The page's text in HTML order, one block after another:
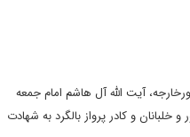
آیت الله آل هاشم امام جمعه
و کادر پرواز بالگرد به شهادت